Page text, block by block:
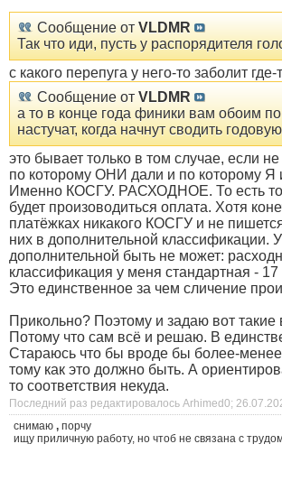
Сообщение от VLDMR
Так что иди, пусть у распорядителя
с какого перепуга у него-то заболит где-
Сообщение от VLDMR
а то в конце года финики вам обоим по
настучат, когда начнут сводить
это бывает только в том случае, если
по которому ОНИ дали и по которому Я
Именно КОСГУ. РАСХОДНОЕ. То есть то
будет произоводиться оплата. Хотя
платёжках никакого КОСГУ и не
них в дополнительной классификации.
дополнительной быть не может:
классификация у меня стандартная -
Это единственное за чем сличение
Прикольно? Поэтому и задаю вот такие
Потому что сам всё и решаю. В
Стараюсь что бы вроде бы более-менее
тому как это должно быть. А
то соответствия некуда.
Последний раз редактировалось Arhimed0;
снимаю , порчу
ищу приличную работу, но чтоб не связана с